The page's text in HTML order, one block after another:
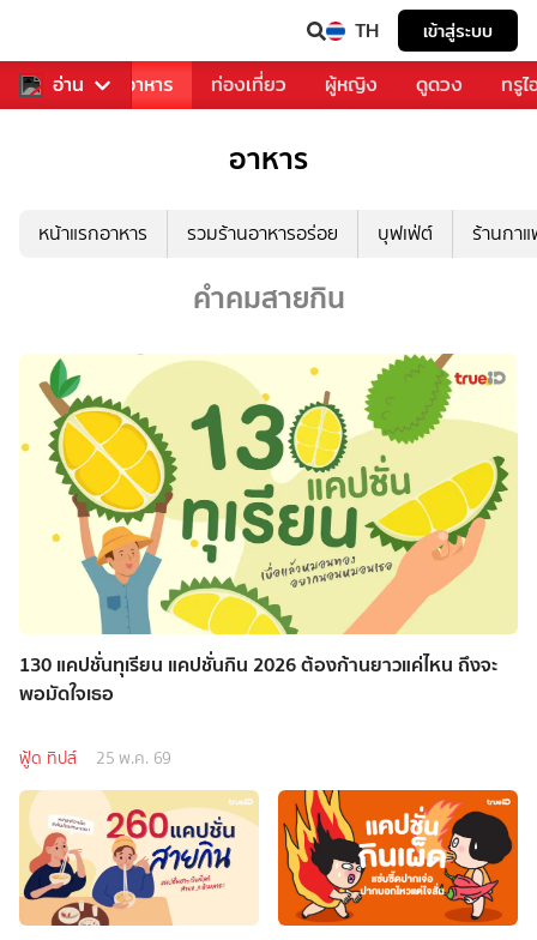
TH เข้าสู่ระบบ
อ่าน
การเพลง อาหาร ท่องเที่ยว ผู้หญิง ดูดวง ทรู
อาหาร
หน้าแรกอาหาร รวมร้านอาหารอร่อย บุฟเฟ่ต์ ร้านกา
คำคมสายกิน
130 แคปชั่นทุเรียน แคปชั่นกิน 2026 ต้องก้านยาวแค่ไหน ถึงจะ
พอมัดใจเธอ
ฟู้ด ทิปส์ 25 พ.ค. 69